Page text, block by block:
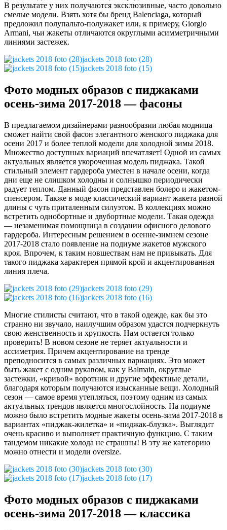
В результате у них получаются эксклюзивные, часто довольно
смелые модели. Взять хотя бы бренд Balenciaga, который
предложил полупальто-полужакет или, к примеру, Giorgio
Armani, чьи жакеты отличаются округлыми асимметричными
линиями застежек.
jackets 2018 foto (28)
jackets 2018 foto (15)
Фото модных образов с пиджаками
осень-зима 2017-2018 — фасоны
В предлагаемом дизайнерами разнообразии любая модница
сможет найти свой фасон элегантного женского пиджака для
осени 2017 и более теплой модели для холодной зимы 2018.
Множество доступных вариаций впечатляет! Одной из самых
актуальных является укороченная модель пиджака. Такой
стильный элемент гардероба уместен в начале осени, когда
дни еще не слишком холодны и солнышко периодически
радует теплом. Данный фасон представлен болеро и жакетом-
спенсером. Также в моде классический вариант жакета разной
длины с чуть приталенным силуэтом. В коллекциях можно
встретить однобортные и двубортные модели. Такая одежда
— незаменимая помощница в создании офисного делового
гардероба. Интересным решением в осенне-зимнем сезоне
2017-2018 стало появление на подиуме жакетов мужского
кроя. Впрочем, к таким новшествам нам не привыкать. Для
такого пиджака характерен прямой крой и акцентированная
линия плеча.
jackets 2018 foto (29)
jackets 2018 foto (16)
Многие стилисты считают, что в такой одежде, как бы это
странно ни звучало, наилучшим образом удастся подчеркнуть
свою женственность и хрупкость. Нам остается только
проверить! В новом сезоне не теряет актуальности и
ассиметрия. Причем акцентирование на тренде
преподносится в самых различных вариациях. Это может
быть жакет с одним рукавом, как у Balmain, округлые
застежки, «кривой» воротник и другие эффектные детали,
благодаря которым получаются изысканные вещи. Холодный
сезон — самое время утепляться, поэтому одним из самых
актуальных трендов является многослойность. На подиуме
можно было встретить модные жакеты осень-зима 2017-2018 в
вариантах «пиджак-жилетка» и «пиджак-блузка». Выглядит
очень красиво и выполняет практичную функцию. С таким
тандемом никакие холода не страшны! В эту же категорию
можно отнести и модели oversize.
jackets 2018 foto (30)
jackets 2018 foto (17)
Фото модных образов с пиджаками
осень-зима 2017-2018 — классика